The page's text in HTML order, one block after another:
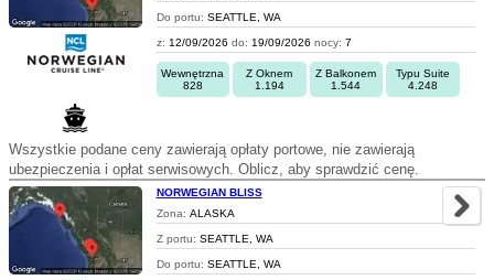
Do portu: SEATTLE, WA
z: 12/09/2026 do: 19/09/2026 nocy: 7
Wewnętrzna
828
Z Oknem
1.194
Z Balkonem
1.544
Typu Suite
4.248
Wszystkie podane ceny zawierają opłaty portowe, nie zawierają
ubezpieczenia i opłat serwisowych. Oblicz, aby sprawdzić cenę.
NORWEGIAN BLISS
Zona: ALASKA
Z portu: SEATTLE, WA
Do portu: SEATTLE, WA